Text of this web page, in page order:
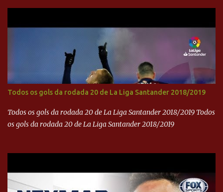
Todos os gols da rodada 20 de La Liga Santander 2018/2019
Todos os gols da rodada 20 de La Liga Santander 2018/2019 Todos
os gols da rodada 20 de La Liga Santander 2018/2019